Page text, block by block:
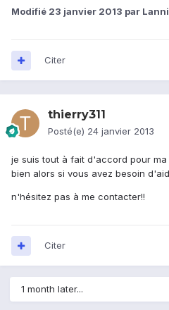
Modifié 23 janvier 2013 par
Citer
thierry311
Posté(e) 24 janvier 2013
je suis tout à fait d'accord pour
bien alors si vous avez besoin
n'hésitez pas à me contacter!!
Citer
1 month later...